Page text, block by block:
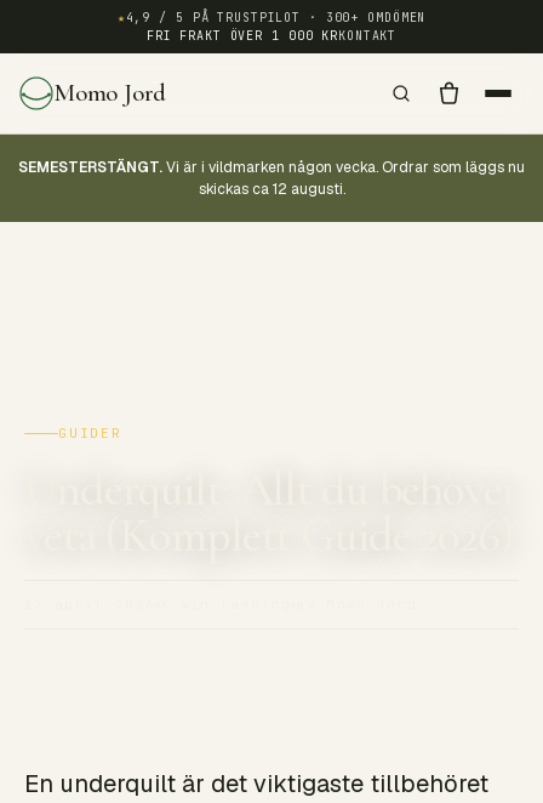
★4,9 / 5 PÅ TRUSTPILOT · 300+ OMDÖMEN
FRI FRAKT ÖVER 1 000 KRKONTAKT
Momo Jord
SEMESTERSTÄNGT.Vi är i vildmarken någon vecka. Ordrar som läggs nu
skickas ca 12 augusti.
GUIDER
En underquilt är det viktigaste tillbehöret